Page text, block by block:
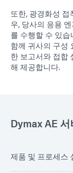
또한, 광경화성
우, 당사의 응용
를 수행할 수 있
함께 귀사의 구성
한 보고서와 접합
해 제공합니다.
Dymax AE
제품 및 프로세스